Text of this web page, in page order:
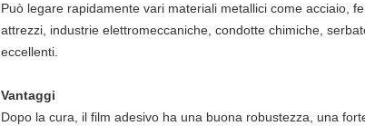
Può legare rapidamente vari materiali metallici come acciaio,
attrezzi, industrie elettromeccaniche, condotte chimiche,
eccellenti.
Vantaggi
Dopo la cura, il film adesivo ha una buona robustezza, una